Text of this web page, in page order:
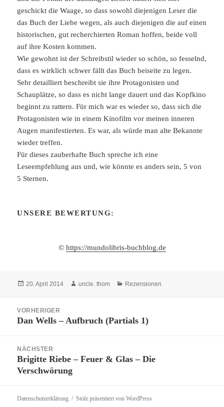
geschickt die Waage, so dass sowohl diejenigen Leser die
das Buch der Liebe wegen, als auch diejenigen die auf einen
historischen, gut recherchierten Roman hoffen, beide voll
auf ihre Kosten kommen.
Wie gewohnt ist der Schreibstil wieder so schön, so fesselnd,
dass es wirklich schwer fällt das Buch beiseite zu legen.
Sehr detailliert beschreibt sie ihre Protagonisten und
Schauplätze, so dass es nicht lange dauert und das Kopfkino
beginnt zu rattern. Für mich war es wieder so, dass sich die
Protagonisten wie in einem Kinofilm vor meinen inneren
Augen manifestierten. Es war, als würde man alte Bekannte
wieder treffen.
Für dieses zauberhafte Buch spreche ich eine
Leseempfehlung aus und, wie könnte es anders sein, 5 von
5 Sternen.
UNSERE BEWERTUNG:
© https://mundolibris-buchblog.de
Veröffentlicht
20. April 2014 Autor
uncle. thom Kategorien
Rezensionen
VORHERIGER
Vorheriger
Dan Wells – Aufbruch (Partials 1)
NÄCHSTER
Nächster
Beitrag:
Brigitte Riebe – Feuer & Glas – Die
Verschwörung
Datenschutzerklärung Stolz präsentiert von WordPress